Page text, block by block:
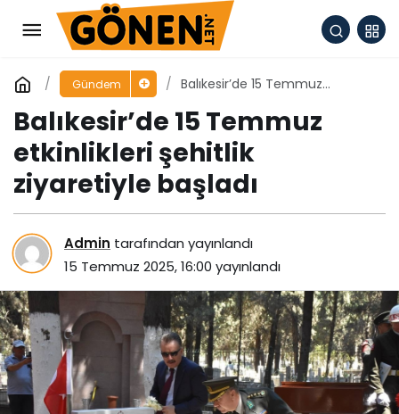
Gündem
Balıkesir’de 15 Temmuz
başladı
Balıkesir’de 15 Temmuz
etkinlikleri şehitlik
ziyaretiyle başladı
Admin tarafından yayınlandı
15 Temmuz 2025, 16:00 yayınlandı